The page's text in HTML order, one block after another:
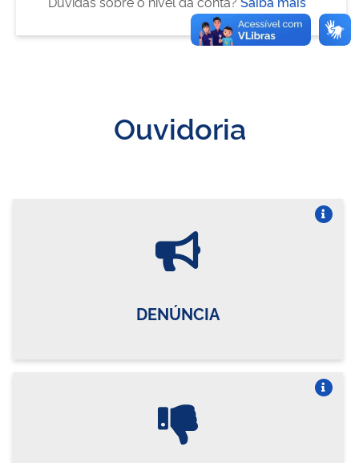
Ouvidoria
DENÚNCIA